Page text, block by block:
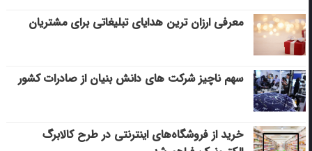
معرفی ارزان ترین هدایای تبلیغاتی برای مشتریان
سهم ناچیز شرکت های دانش بنیان از صادرات کشور
خرید از فروشگاه‌های اینترنتی در طرح کالابرگ